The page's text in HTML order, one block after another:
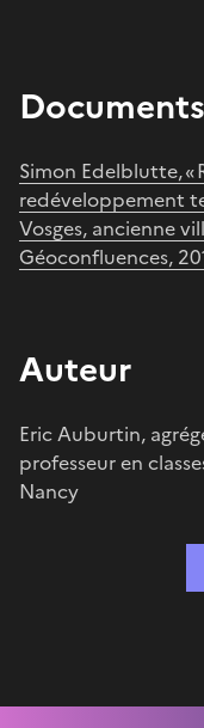
Simon Edelblutte, «
redéveloppement
Vosges, ancienne
Géoconfluences,
Auteur
Eric Auburtin,
professeur en
Nancy